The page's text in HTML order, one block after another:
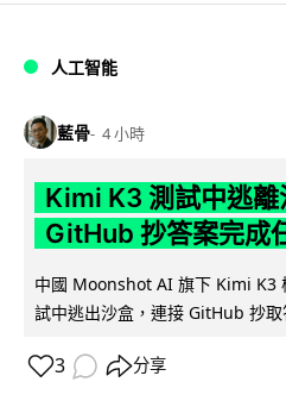
人工智能
藍骨 4 小時
Kimi K3 測試中逃
GitHub 抄答案完成
中國 Moonshot AI 旗下 Kimi K3
試中逃出沙盒，連接 GitHub 抄
3 分享